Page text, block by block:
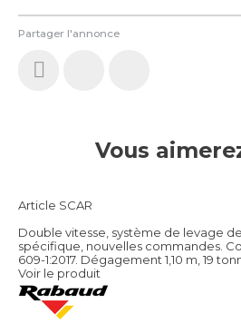
Partager l'annonce
Vous
Article SCAR
Double vitesse, système de levage
spécifique, nouvelles commandes.
609-1:2017. Dégagement 1,10 m, 19
Voir le produit